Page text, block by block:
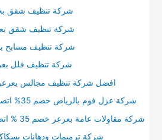
شركة تنظيف شقق
شركة تنظيف شقق
شركة تنظيف مسابح
شركة تنظيف فلل
افضل شركة تنظيف مجالس بعرعر
شركة عزل فوم بالرياض خصم 35% اتصل علي 0550396627
شركة مقاولات عامة بعرعر خصم 35 % اتصل علي 05503966227
شركة ترميمات ودهانات بسكاكا